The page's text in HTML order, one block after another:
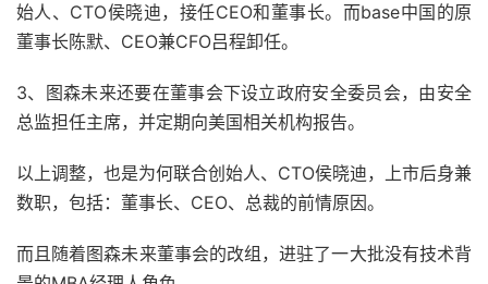
始人、CTO侯晓迪，接任CEO和董事长。而base中国的原
董事长陈默、CEO兼CFO吕程卸任。
3、图森未来还要在董事会下设立政府安全委员会，由安全
总监担任主席，并定期向美国相关机构报告。
以上调整，也是为何联合创始人、CTO侯晓迪，上市后身兼
数职，包括：董事长、CEO、总裁的前情原因。
而且随着图森未来董事会的改组，进驻了一大批没有技术背